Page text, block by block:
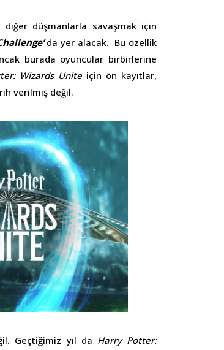
düşmanlarla savaşmak için
da yer alacak. Bu özellik
burada oyuncular birbirlerine
Wizards Uniteiçin ön kayıtlar,
verilmiş değil.
Geçtiğimiz yıl da Harry Potter: